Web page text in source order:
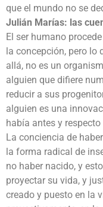
que el mundo no se
Julián Marías: las
El ser humano
la concepción, pero lo
allá, no es un
alguien que difiere
reducir a sus
alguien es una
había antes y
La conciencia de
la forma radical de
no haber nacido, y
proyectar su vida, y
creado y puesto en la